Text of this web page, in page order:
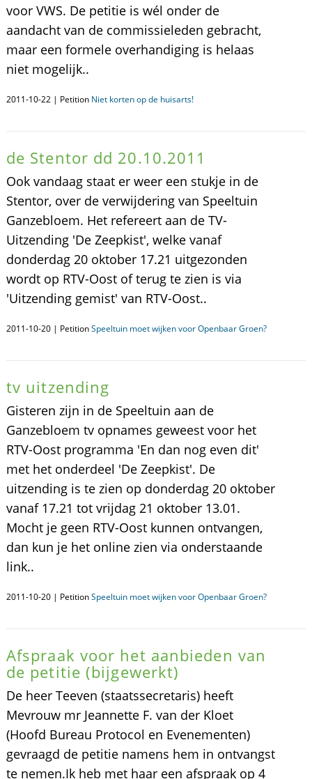
voor VWS. De petitie is wél onder de
aandacht van de commissieleden gebracht,
maar een formele overhandiging is helaas
niet mogelijk..
2011-10-22 | Petition Niet korten op de huisarts!
de Stentor dd 20.10.2011
Ook vandaag staat er weer een stukje in de
Stentor, over de verwijdering van Speeltuin
Ganzebloem. Het refereert aan de TV-
Uitzending 'De Zeepkist', welke vanaf
donderdag 20 oktober 17.21 uitgezonden
wordt op RTV-Oost of terug te zien is via
'Uitzending gemist' van RTV-Oost..
2011-10-20 | PetitionSpeeltuin moet wijken voor Openbaar Groen?
tv uitzending
Gisteren zijn in de Speeltuin aan de
Ganzebloem tv opnames geweest voor het
RTV-Oost programma 'En dan nog even dit'
met het onderdeel 'De Zeepkist'. De
uitzending is te zien op donderdag 20 oktober
vanaf 17.21 tot vrijdag 21 oktober 13.01.
Mocht je geen RTV-Oost kunnen ontvangen,
dan kun je het online zien via onderstaande
link..
2011-10-20 | PetitionSpeeltuin moet wijken voor Openbaar Groen?
Afspraak voor het aanbieden van
de petitie (bijgewerkt)
De heer Teeven (staatssecretaris) heeft
Mevrouw mr Jeannette F. van der Kloet
(Hoofd Bureau Protocol en Evenementen)
gevraagd de petitie namens hem in ontvangst
te nemen.Ik heb met haar een afspraak op 4